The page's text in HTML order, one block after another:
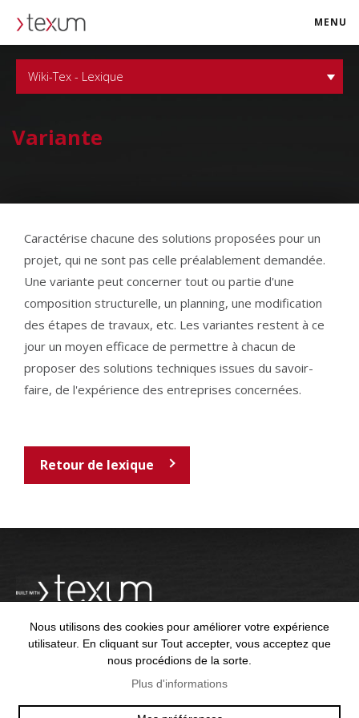
MENU
Wiki-Tex - Lexique
Variante
Caractérise chacune des solutions proposées pour un
projet, qui ne sont pas celle préalablement demandée.
Une variante peut concerner tout ou partie d'une
composition structurelle, un planning, une modification
des étapes de travaux, etc. Les variantes restent à ce
jour un moyen efficace de permettre à chacun de
proposer des solutions techniques issues du savoir-
faire, de l'expérience des entreprises concernées.
Retour de lexique
OFFICE@TEXUM.SWISS
CH - 1530 PAYERNE
Nous utilisons des cookies pour améliorer votre expérience
utilisateur. En cliquant sur Tout accepter, vous acceptez que
nous procédions de la sorte.
Plus d'informations